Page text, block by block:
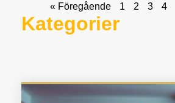
« Föregående 1 2 3 4
Kategorier